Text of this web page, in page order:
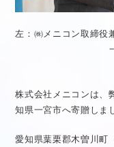
左：㈱メニコン取締
株式会社メニコンは、
知県一宮市へ寄贈しま
愛知県葉栗郡木曽川町